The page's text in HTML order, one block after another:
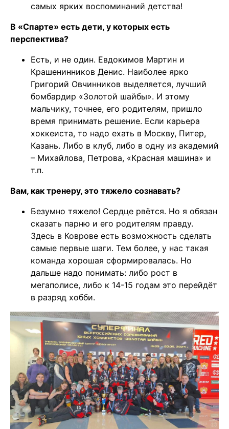
самых ярких воспоминаний детства!
В «Спарте» есть дети, у которых есть
перспектива?
Есть, и не один. Евдокимов Мартин и
Крашенинников Денис. Наиболее ярко
Григорий Овчинников выделяется, лучший
бомбардир «Золотой шайбы». И этому
мальчику, точнее, его родителям, пришло
время принимать решение. Если карьера
хоккеиста, то надо ехать в Москву, Питер,
Казань. Либо в клуб, либо в одну из академий
– Михайлова, Петрова, «Красная машина» и
т.п.
Вам, как тренеру, это тяжело сознавать?
Безумно тяжело! Сердце рвётся. Но я обязан
сказать парню и его родителям правду.
Здесь в Коврове есть возможность сделать
самые первые шаги. Тем более, у нас такая
команда хорошая сформировалась. Но
дальше надо понимать: либо рост в
мегаполисе, либо к 14-15 годам это перейдёт
в разряд хобби.